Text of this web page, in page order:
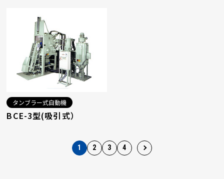
タンブラー式自動機
BCE-3型(吸引式）
1 2 3 4